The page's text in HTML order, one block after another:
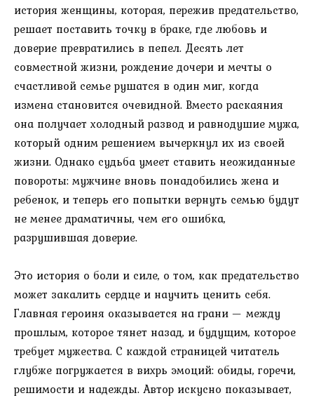
история женщины, которая, пережив предательство,
решает поставить точку в браке, где любовь и
доверие превратились в пепел. Десять лет
совместной жизни, рождение дочери и мечты о
счастливой семье рушатся в один миг, когда
измена становится очевидной. Вместо раскаяния
она получает холодный развод и равнодушие мужа,
который одним решением вычеркнул их из своей
жизни. Однако судьба умеет ставить неожиданные
повороты: мужчине вновь понадобились жена и
ребенок, и теперь его попытки вернуть семью будут
не менее драматичны, чем его ошибка,
разрушившая доверие.
Это история о боли и силе, о том, как предательство
может закалить сердце и научить ценить себя.
Главная героиня оказывается на грани — между
прошлым, которое тянет назад, и будущим, которое
требует мужества. С каждой страницей читатель
глубже погружается в вихрь эмоций: обиды, горечи,
решимости и надежды. Автор искусно показывает,